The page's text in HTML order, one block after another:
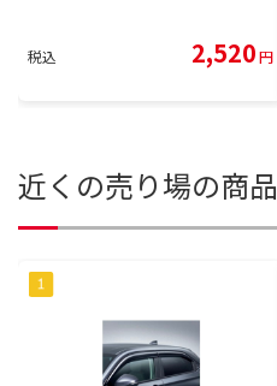
税込 2,520円
近くの売り場の商品